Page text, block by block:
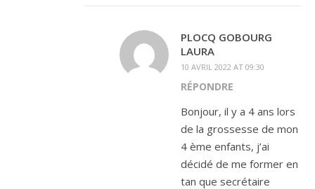
PLOCQ GOBOURG
LAURA
10 AVRIL 2022 AT 09:30
RÉPONDRE
Bonjour, il y a 4 ans lors
de la grossesse de mon
4 ème enfants, j’ai
décidé de me former en
tan que secrétaire